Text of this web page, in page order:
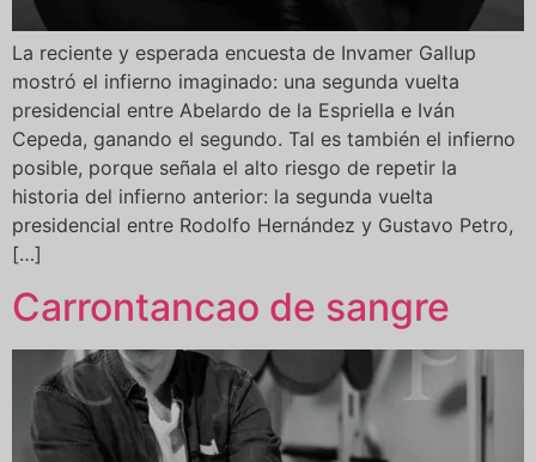
La reciente y esperada encuesta de Invamer Gallup
mostró el infierno imaginado: una segunda vuelta
presidencial entre Abelardo de la Espriella e Iván
Cepeda, ganando el segundo. Tal es también el infierno
posible, porque señala el alto riesgo de repetir la
historia del infierno anterior: la segunda vuelta
presidencial entre Rodolfo Hernández y Gustavo Petro,
[…]
Carrontancao de sangre